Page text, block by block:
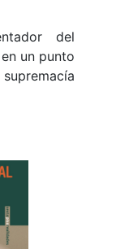
del
un punto